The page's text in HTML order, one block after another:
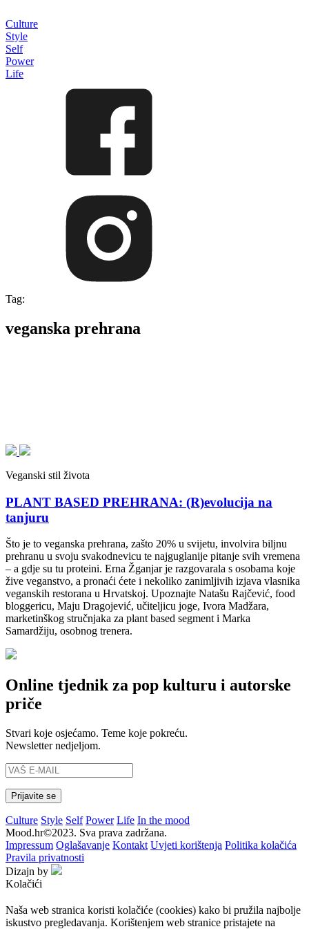
Culture
Style
Self
Power
Life
Tag:
veganska prehrana
Veganski stil života
PLANT BASED PREHRANA: (R)evolucija na
tanjuru
Što je to veganska prehrana, zašto 20% u svijetu, involvira biljnu
prehranu u svoju svakodnevicu te najguglanije pitanje svih vremena
– a gdje su tu proteini. Erna Žganjar je razgovarala s osobama koje
žive veganstvo, a pronaći ćete i nekoliko zanimljivih izjava vlasnika
veganskih restorana u Hrvatskoj. Upoznajte Natašu Rajčević, food
bloggericu, Maju Dragojević, učiteljicu joge, Ivora Madžara,
marketinškog stručnjaka za plant based segment i Marka
Samardžiju, osobnog trenera.
Online tjednik za pop kulturu i autorske
priče
Stvari koje osjećamo. Teme koje pokreću.
Newsletter nedjeljom.
Culture Style Self Power Life In the mood
Mood.hr©2023. Sva prava zadržana.
Impressum Oglašavanje Kontakt Uvjeti korištenja Politika kolačića
Pravila privatnosti
Dizajn by
Kolačići
Naša web stranica koristi kolačiće (cookies) kako bi pružila najbolje
iskustvo pregledavanja. Korištenjem web stranice pristajete na